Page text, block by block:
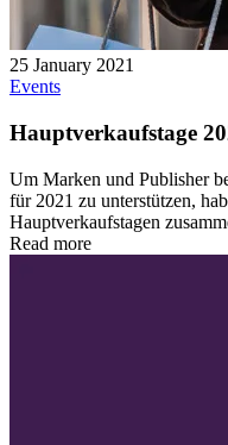
25 January 2021
Events
Hauptverkaufstage
Um Marken und Publisher
für 2021 zu unterstützen,
Hauptverkaufstagen
Read more